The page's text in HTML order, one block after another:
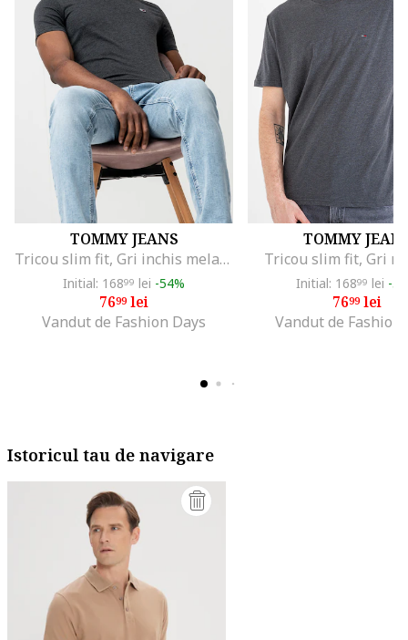
TOMMY JEANS
Tricou slim fit, Gri inchis melange
Initial: 16899 lei -54%
7699lei
Vandut de Fashion Days
TOMMY
Tricou slim fit, Gri
Initial: 16899 lei -
7699lei
Vandut de Fashion
Istoricul tau de navigare